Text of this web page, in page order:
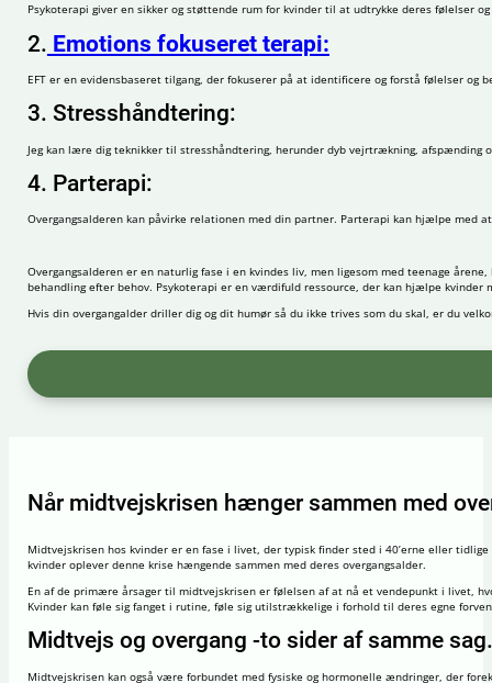
Psykoterapi giver en sikker og støttende rum for kvinder til at udtrykke deres følelser
2. Emotions fokuseret terapi:
EFT er en evidensbaseret tilgang, der fokuserer på at identificere og forstå følelser
3. Stresshåndtering:
Jeg kan lære dig teknikker til stresshåndtering, herunder dyb vejrtrækning, afspænding
4. Parterapi:
Overgangsalderen kan påvirke relationen med din partner. Parterapi kan hjælpe med
Overgangsalderen er en naturlig fase i en kvindes liv, men ligesom med teenage
behandling efter behov. Psykoterapi er en værdifuld ressource, der kan hjælpe
Hvis din overgangalder driller dig og dit humør så du ikke trives som du skal, er du
Når midtvejskrisen hænger sammen med
Midtvejskrisen hos kvinder er en fase i livet, der typisk finder sted i 40’erne eller
kvinder oplever denne krise hængende sammen med deres overgangsalder.
En af de primære årsager til midtvejskrisen er følelsen af at nå et vendepunkt i livet,
Kvinder kan føle sig fanget i rutine, føle sig utilstrækkelige i forhold til deres egne
Midtvejs og overgang -to sider af samme sag.
Midtvejskrisen kan også være forbundet med fysiske og hormonelle ændringer, der